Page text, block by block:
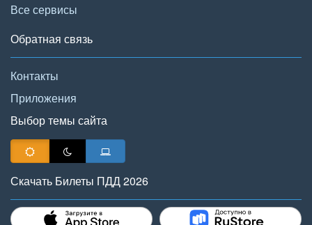
Все сервисы
Обратная связь
Контакты
Приложения
Выбор темы сайта
Скачать Билеты ПДД 2026